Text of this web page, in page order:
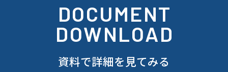
DOCUMENT
DOWNLOAD
資料で詳細を見てみる